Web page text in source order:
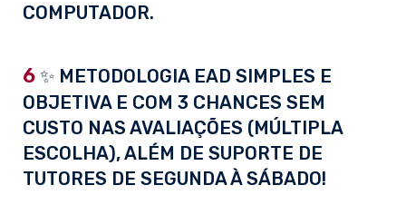
COMPUTADOR.
6 ✨ METODOLOGIA EAD SIMPLES E
OBJETIVA E COM 3 CHANCES SEM
CUSTO NAS AVALIAÇÕES (MÚLTIPLA
ESCOLHA), ALÉM DE SUPORTE DE
TUTORES DE SEGUNDA À SÁBADO!